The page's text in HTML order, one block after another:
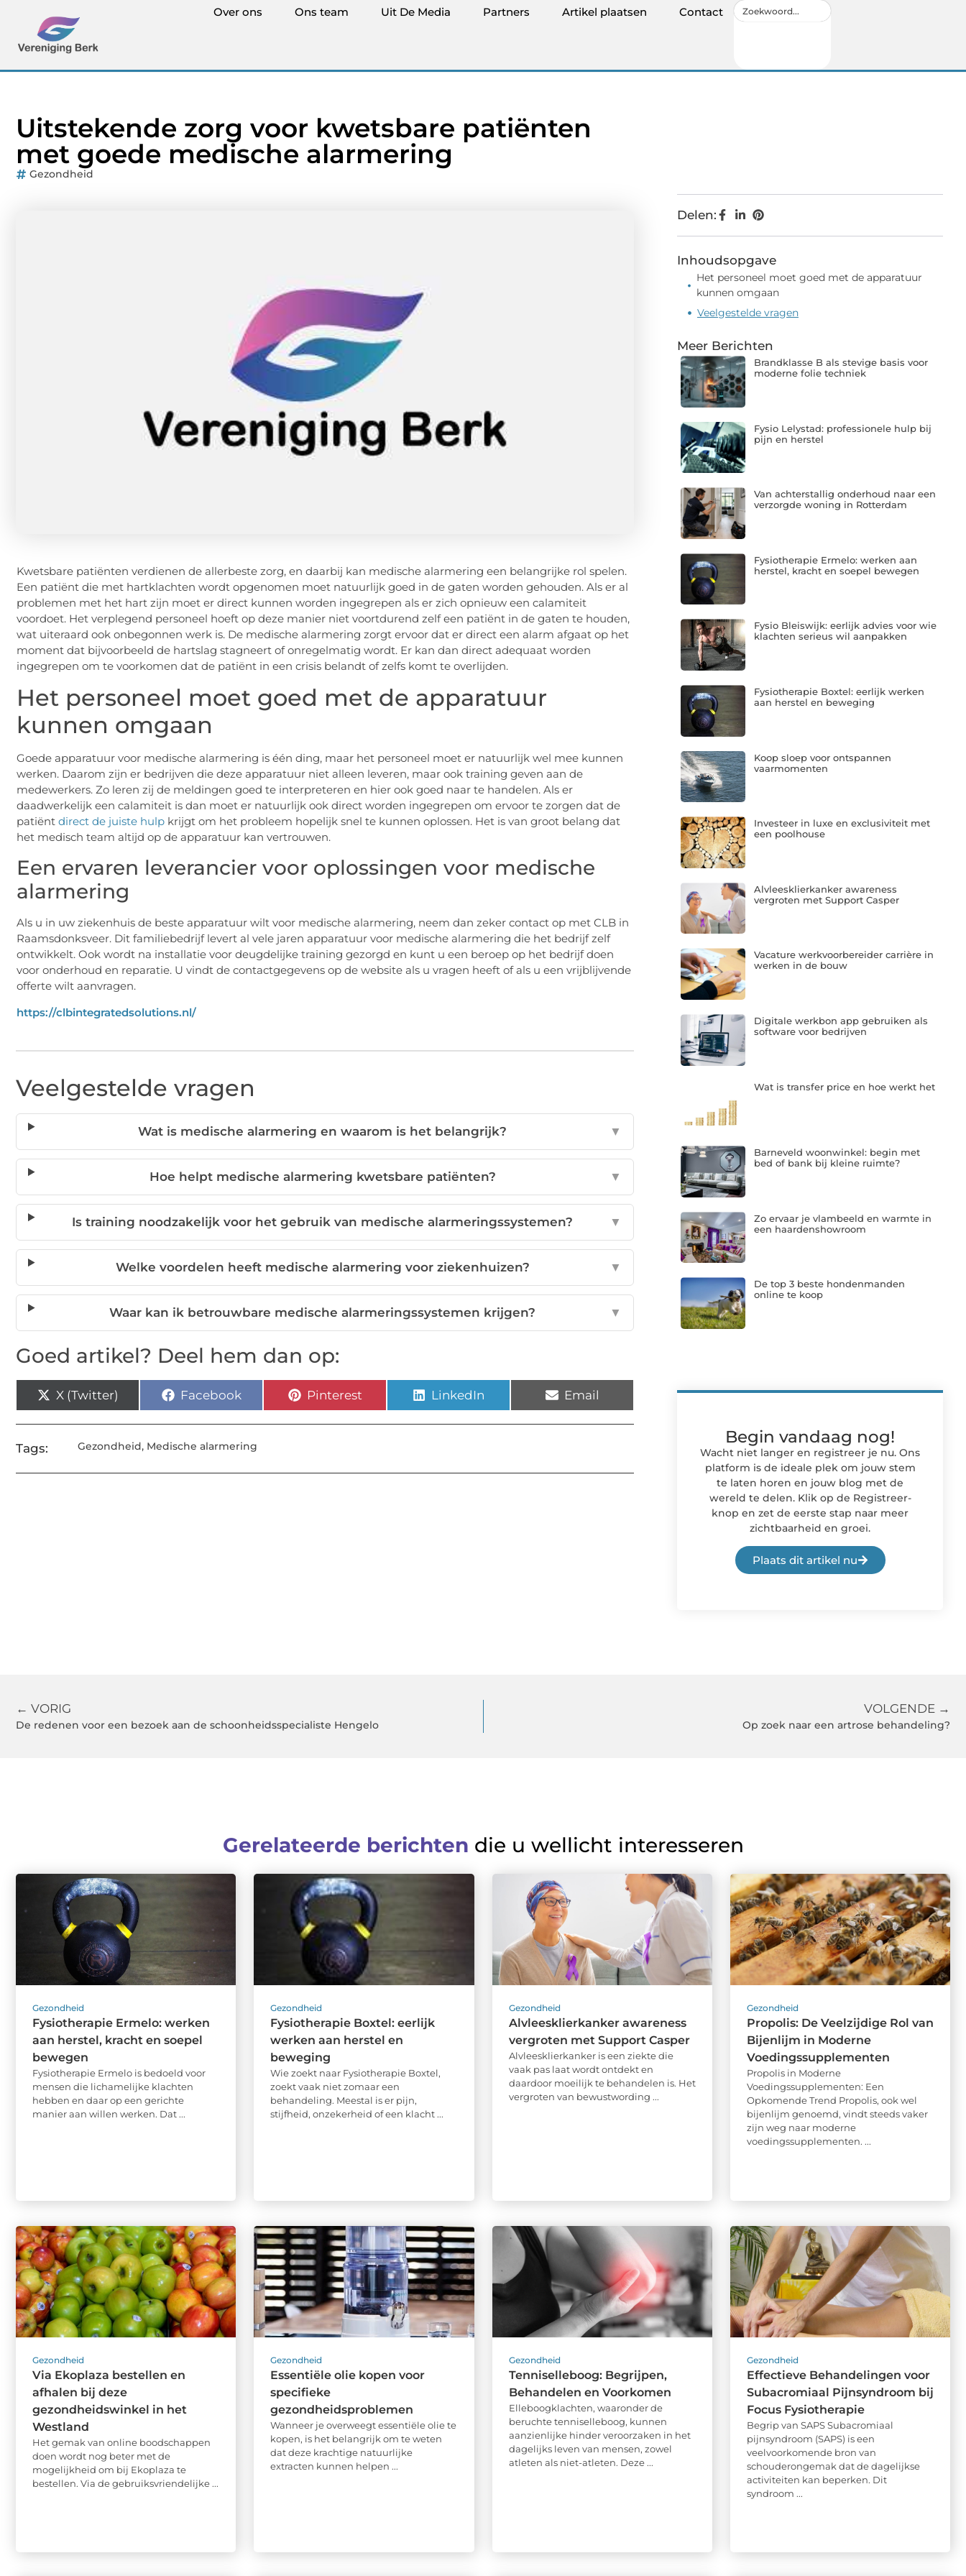
Over ons Ons team Uit De Media Partners Artikel plaatsen Contact
Uitstekende zorg voor kwetsbare patiënten
met goede medische alarmering
Gezondheid
Kwetsbare patiënten verdienen de allerbeste zorg, en daarbij kan medische alarmering een belangrijke rol spelen.
Een patiënt die met hartklachten wordt opgenomen moet natuurlijk goed in de gaten worden gehouden. Als er al
problemen met het hart zijn moet er direct kunnen worden ingegrepen als er zich opnieuw een calamiteit
voordoet. Het verplegend personeel hoeft op deze manier niet voortdurend zelf een patiënt in de gaten te houden,
wat uiteraard ook onbegonnen werk is. De medische alarmering zorgt ervoor dat er direct een alarm afgaat op het
moment dat bijvoorbeeld de hartslag stagneert of onregelmatig wordt. Er kan dan direct adequaat worden
ingegrepen om te voorkomen dat de patiënt in een crisis belandt of zelfs komt te overlijden.
Het personeel moet goed met de apparatuur
kunnen omgaan
Goede apparatuur voor medische alarmering is één ding, maar het personeel moet er natuurlijk wel mee kunnen
werken. Daarom zijn er bedrijven die deze apparatuur niet alleen leveren, maar ook training geven aan de
medewerkers. Zo leren zij de meldingen goed te interpreteren en hier ook goed naar te handelen. Als er
daadwerkelijk een calamiteit is dan moet er natuurlijk ook direct worden ingegrepen om ervoor te zorgen dat de
patiënt direct de juiste hulp krijgt om het probleem hopelijk snel te kunnen oplossen. Het is van groot belang dat
het medisch team altijd op de apparatuur kan vertrouwen.
Een ervaren leverancier voor oplossingen voor medische
alarmering
Als u in uw ziekenhuis de beste apparatuur wilt voor medische alarmering, neem dan zeker contact op met CLB in
Raamsdonksveer. Dit familiebedrijf levert al vele jaren apparatuur voor medische alarmering die het bedrijf zelf
ontwikkelt. Ook wordt na installatie voor deugdelijke training gezorgd en kunt u een beroep op het bedrijf doen
voor onderhoud en reparatie. U vindt de contactgegevens op de website als u vragen heeft of als u een vrijblijvende
offerte wilt aanvragen.
https://clbintegratedsolutions.nl/
Veelgestelde vragen
Wat is medische alarmering en waarom is het belangrijk? ▼
Hoe helpt medische alarmering kwetsbare patiënten? ▼
Is training noodzakelijk voor het gebruik van medische alarmeringssystemen? ▼
Welke voordelen heeft medische alarmering voor ziekenhuizen? ▼
Waar kan ik betrouwbare medische alarmeringssystemen krijgen? ▼
Goed artikel? Deel hem dan op:
X (Twitter) Facebook Pinterest LinkedIn Email
Tags: Gezondheid, Medische alarmering
Delen:
Inhoudsopgave
Het personeel moet goed met de apparatuur
kunnen omgaan
Veelgestelde vragen
Meer Berichten
Brandklasse B als stevige basis voor
moderne folie techniek
Fysio Lelystad: professionele hulp bij
pijn en herstel
Van achterstallig onderhoud naar een
verzorgde woning in Rotterdam
Fysiotherapie Ermelo: werken aan
herstel, kracht en soepel bewegen
Fysio Bleiswijk: eerlijk advies voor wie
klachten serieus wil aanpakken
Fysiotherapie Boxtel: eerlijk werken
aan herstel en beweging
Koop sloep voor ontspannen
vaarmomenten
Investeer in luxe en exclusiviteit met
een poolhouse
Alvleesklierkanker awareness
vergroten met Support Casper
Vacature werkvoorbereider carrière in
werken in de bouw
Digitale werkbon app gebruiken als
software voor bedrijven
Wat is transfer price en hoe werkt het
Barneveld woonwinkel: begin met
bed of bank bij kleine ruimte?
Zo ervaar je vlambeeld en warmte in
een haardenshowroom
De top 3 beste hondenmanden
online te koop
Begin vandaag nog!
Wacht niet langer en registreer je nu. Ons
platform is de ideale plek om jouw stem
te laten horen en jouw blog met de
wereld te delen. Klik op de Registreer-
knop en zet de eerste stap naar meer
zichtbaarheid en groei.
Plaats dit artikel nu
← VORIG
De redenen voor een bezoek aan de schoonheidsspecialiste Hengelo
VOLGENDE →
Op zoek naar een artrose behandeling?
Gerelateerde berichten die u wellicht interesseren
Gezondheid
Fysiotherapie Ermelo: werken
aan herstel, kracht en soepel
bewegen
Fysiotherapie Ermelo is bedoeld voor
mensen die lichamelijke klachten
hebben en daar op een gerichte
manier aan willen werken. Dat ...
Gezondheid
Fysiotherapie Boxtel: eerlijk
werken aan herstel en
beweging
Wie zoekt naar Fysiotherapie Boxtel,
zoekt vaak niet zomaar een
behandeling. Meestal is er pijn,
stijfheid, onzekerheid of een klacht ...
Gezondheid
Alvleesklierkanker awareness
vergroten met Support Casper
Alvleesklierkanker is een ziekte die
vaak pas laat wordt ontdekt en
daardoor moeilijk te behandelen is. Het
vergroten van bewustwording ...
Gezondheid
Propolis: De Veelzijdige Rol van
Bijenlijm in Moderne
Voedingssupplementen
Propolis in Moderne
Voedingssupplementen: Een
Opkomende Trend Propolis, ook wel
bijenlijm genoemd, vindt steeds vaker
zijn weg naar moderne
voedingssupplementen. ...
Gezondheid
Via Ekoplaza bestellen en
afhalen bij deze
gezondheidswinkel in het
Westland
Het gemak van online boodschappen
doen wordt nog beter met de
mogelijkheid om bij Ekoplaza te
bestellen. Via de gebruiksvriendelijke ...
Gezondheid
Essentiële olie kopen voor
specifieke
gezondheidsproblemen
Wanneer je overweegt essentiële olie te
kopen, is het belangrijk om te weten
dat deze krachtige natuurlijke
extracten kunnen helpen ...
Gezondheid
Tenniselleboog: Begrijpen,
Behandelen en Voorkomen
Elleboogklachten, waaronder de
beruchte tenniselleboog, kunnen
aanzienlijke hinder veroorzaken in het
dagelijks leven van mensen, zowel
atleten als niet-atleten. Deze ...
Gezondheid
Effectieve Behandelingen voor
Subacromiaal Pijnsyndroom bij
Focus Fysiotherapie
Begrip van SAPS Subacromiaal
pijnsyndroom (SAPS) is een
veelvoorkomende bron van
schouderongemak dat de dagelijkse
activiteiten kan beperken. Dit
syndroom ...